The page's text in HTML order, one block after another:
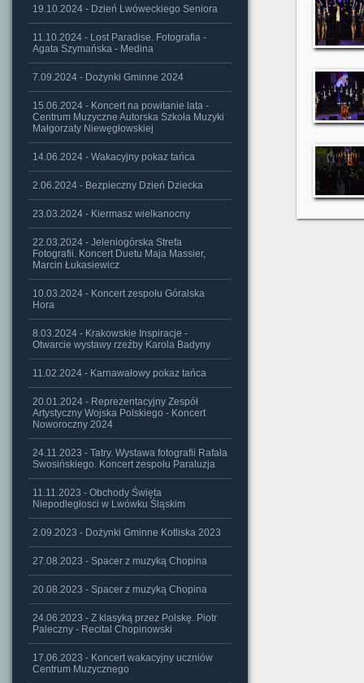
19.10.2024 - Dzień Lwóweckiego Seniora
11.10.2024 - Lost Paradise. Fotografia -
Agata Szymańska - Medina
7.09.2024 - Dożynki Gminne 2024
15.06.2024 - Koncert na powitanie lata -
Centrum Muzyczne Autorska Szkoła Muzyki
Małgorzaty Niewęgłowskiej
14.06.2024 - Wakacyjny pokaz tańca
2.06.2024 - Bezpieczny Dzień Dziecka
23.03.2024 - Kiermasz wielkanocny
22.03.2024 - Jeleniogórska Strefa
Fotografii. Koncert Duetu Maja Massier,
Marcin Łukasiewicz
10.03.2024 - Koncert zespołu Góralska
Hora
8.03.2024 - Krakowskie Inspiracje -
Otwarcie wystawy rzeźby Karola Badyny
11.02.2024 - Karnawałowy pokaz tańca
20.01.2024 - Reprezentacyjny Zespół
Artystyczny Wojska Polskiego - Koncert
Noworoczny 2024
24.11.2023 - Tatry. Wystawa fotografii Rafała
Swosińskiego. Koncert zespołu Paraluzja
11.11.2023 - Obchody Święta
Niepodległosci w Lwówku Śląskim
2.09.2023 - Dożynki Gminne Kotliska 2023
27.08.2023 - Spacer z muzyką Chopina
20.08.2023 - Spacer z muzyką Chopina
24.06.2023 - Z klasyką przez Polskę. Piotr
Paleczny - Recital Chopinowski
17.06.2023 - Koncert wakacyjny uczniów
Centrum Muzycznego